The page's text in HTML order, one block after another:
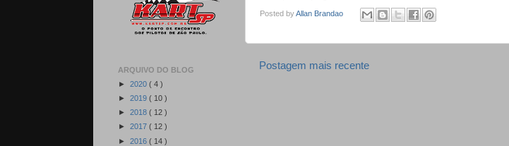
Posted byAllan Brandao
Postagem mais recente
ARQUIVO DO BLOG
► 2020 ( 4 )
► 2019 ( 10 )
► 2018 ( 12 )
► 2017 ( 12 )
► 2016 ( 14 )